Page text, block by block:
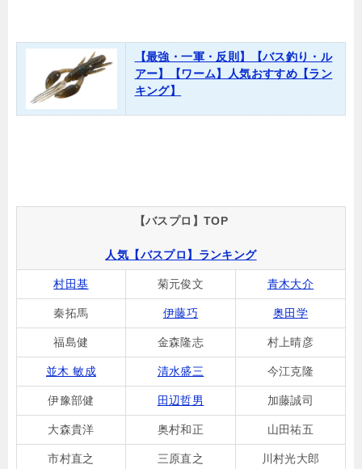
【最強・一軍・反則】【バス釣り・ル
アー】【ワーム】人気おすすめ【ラン
キング】
【バスプロ】TOP
人気【バスプロ】ランキング
村田基 菊元俊文 青木大介
秦拓馬 伊藤巧 奥田学
福島健 金森隆志 村上晴彦
並木 敏成 清水盛三 今江克隆
伊豫部健 田辺哲男 加藤誠司
大森貴洋 奥村和正 山田祐五
市村直之 三原直之 川村光大郎